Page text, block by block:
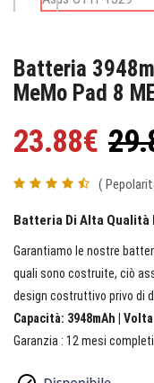
Batteria
MeMo Pad 8
23.88€
(
Batteria Di Alta Qualità
Garantiamo le nostre
quali sono costruite, ciò
design costruttivo privo di
Capacità: 3948mAh |
Garanzia : 12 mesi